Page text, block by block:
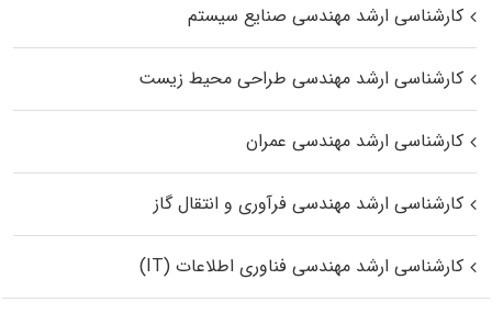
کارشناسی ارشد مهندسی صنایع سیستم
کارشناسی ارشد مهندسی طراحی محیط زیست
کارشناسی ارشد مهندسی عمران
کارشناسی ارشد مهندسی فرآوری و انتقال گاز
کارشناسی ارشد مهندسی فناوری اطلاعات (IT)